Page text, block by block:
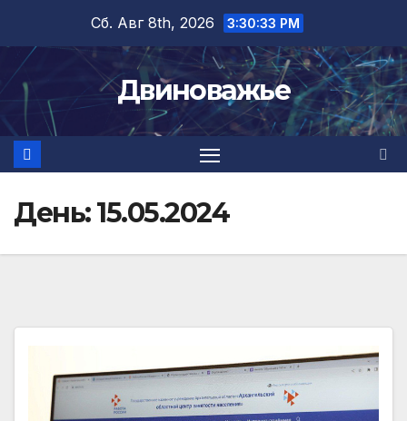
содержимому
Сб. Авг 8th, 2026 3:30:34 PM
Двиноважье
День:15.05.2024